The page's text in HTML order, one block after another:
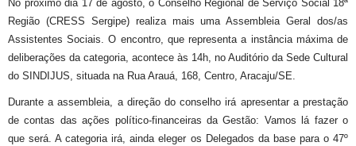
No próximo dia 17 de agosto, o Conselho Regional de Serviço Social 18ª
Região (CRESS Sergipe) realiza mais uma Assembleia Geral dos/as
Assistentes Sociais. O encontro, que representa a instância máxima de
deliberações da categoria, acontece às 14h, no Auditório da Sede Cultural
do SINDIJUS, situada na Rua Arauá, 168, Centro, Aracaju/SE.
Durante a assembleia, a direção do conselho irá apresentar a prestação
de contas das ações político-financeiras da Gestão: Vamos lá fazer o
que será. A categoria irá, ainda eleger os Delegados da base para o 47º